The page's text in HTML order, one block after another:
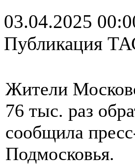
03.04.2025
Публикация
Жители
76 тыс. раз
сообщила
Подмосковья.